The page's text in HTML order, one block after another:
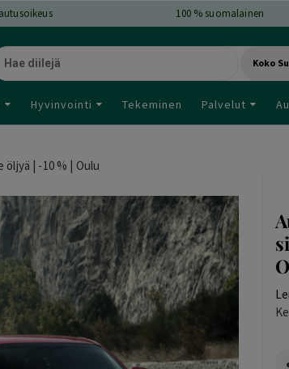
100 % suomalainen
Koko
Hyvinvointi Tekeminen Palvelut
| -10 % | Oulu